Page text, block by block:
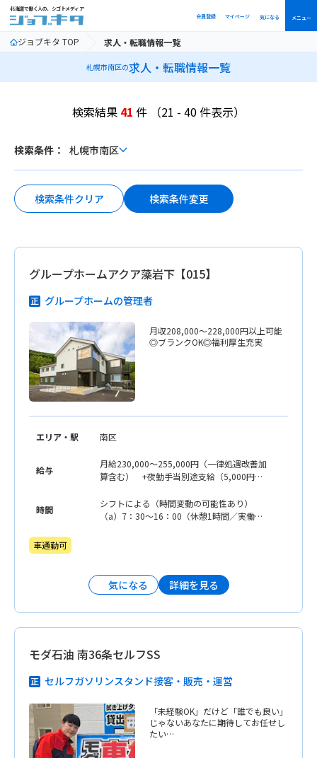
北海道で働く人の、シゴトメディア
会員登録
マイページ 気になる メニュー
ジョブキタ TOP 求人・転職情報一覧
札幌市南区の求人・転職情報一覧
検索結果 41 件 （21 - 40 件表示）
検索条件： 札幌市南区ボ
ン
検索条件クリア
検索条件変更
グループホームアクア藻岩下【015】
グループホームの管理者
月収208,000〜228,000円以上可能
◎ブランクOK◎福利厚生充実
エリア・駅 南区
給与
月給230,000〜255,000円（一律処遇改善加
算含む） +夜勤手当別途支給（5,000円／
時間
シフトによる（時間変動の可能性あり）
（a）7：30〜16：00（休憩1時間／実働7.5
／1日実働7.5時間）※夜勤
車通勤可
気になる 詳細を見る
モダ石油 南36条セルフSS
セルフガソリンスタンド接客・販売・運営
「未経験OK」だけど「誰でも良い」
じゃないあなたに期待してお任せし
たい…